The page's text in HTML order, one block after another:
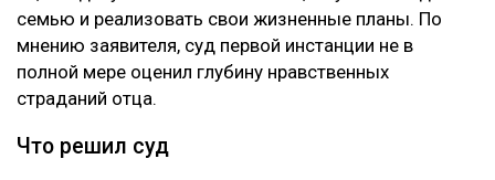
последствий трагедии. Отец погибшей просил
взыскать с осужденного 100 миллионов тенге. В
жалобе указывалось, что Пак, находясь в состоянии
алкогольного опьянения, грубо нарушил правила
стал виновником аварии, в которой погибли три